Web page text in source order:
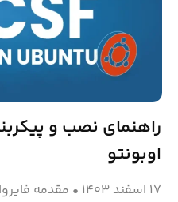
اوبونتو
۱۷ اسفند ۱۴۰۳ •